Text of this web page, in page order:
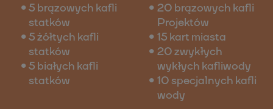
5 brązowych kafli
statków
5 żółtych kafli
statków
5 białych kafli
statków
20 brązowych kafli
Projektów
15 kart miasta
20 zwykłych
wykłych kafliwody
10 specjalnych kafli
wody